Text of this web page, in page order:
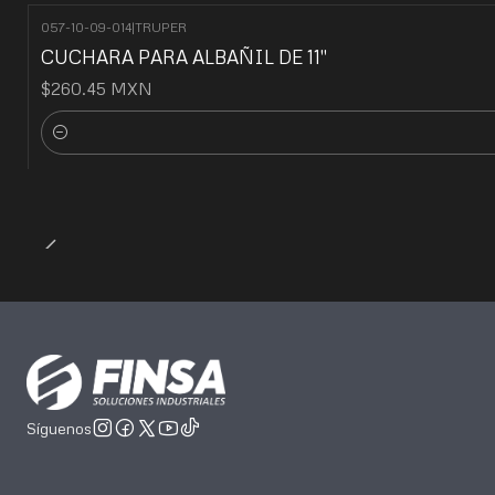
057-10-09-014|TRUPER
CUCHARA PARA ALBAÑIL DE 11"
$260.45 MXN
Cantidad
Síguenos